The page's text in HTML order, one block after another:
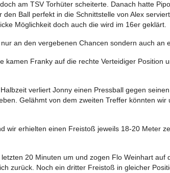
am TSV Torhüter scheiterte. Danach hatte
Ball perfekt in die Schnittstelle von Alex
Möglichkeit doch auch die wird im 16er geklärt.
an den vergebenen Chancen sondern auch
Franky auf die rechte Verteidiger Position
verliert Jonny einen Pressball gegen
Gelähmt von dem zweiten Treffer könnten
erhielten einen Freistoß jeweils 18-20 Meter
20 Minuten um und zogen Flo Weinhart
zurück. Noch ein dritter Freistoß in gleicher